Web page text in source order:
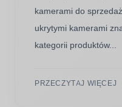
kamerami do
ukrytymi kamerami
kategorii produktów...
PRZECZYTAJ WIĘCEJ